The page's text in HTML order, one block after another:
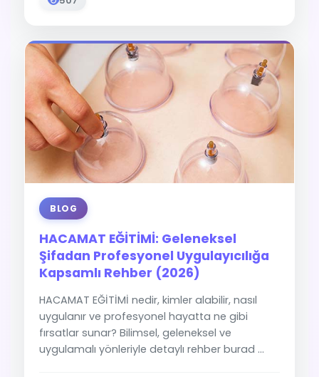
BLOG
HACAMAT EĞİTİMİ: Geleneksel
Şifadan Profesyonel Uygulayıcılığa
Kapsamlı Rehber (2026)
HACAMAT EĞİTİMİ nedir, kimler alabilir, nasıl
uygulanır ve profesyonel hayatta ne gibi
fırsatlar sunar? Bilimsel, geleneksel ve
uygulamalı yönleriyle detaylı rehber burad ...